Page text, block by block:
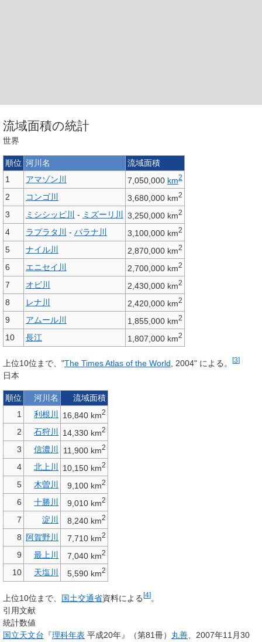
流域面積の統計
世界
順位 河川名
流域面積
1
アマゾン川 7,050,000 km2
2 コンゴ川 3,680,000 km2
3 ミシシッピ川 - ミズーリ川 3,250,000 km2
4 ラプラタ川 - パラナ川 3,100,000 km2
5 ナイル川 2,870,000 km2
6 エニセイ川 2,700,000 km2
7 オビ川 2,430,000 km2
8 レナ川 2,420,000 km2
9 アムール川 1,855,000 km2
10 長江 1,807,000 km2
上位10位まで、"The Times Atlas of the World , 2004" による。 [3]
日本
順位 河川名
流域面積
1
利根川 16,840 km2
2 石狩川 14,330 km2
3 信濃川 11,900 km2
4 北上川 10,150 km2
5 木曽川 9,100 km2
6 十勝川 9,010 km2
7 淀川 8,240 km2
8 阿賀野川 7,710 km2
9 最上川 7,040 km2
10 天塩川 5,590 km2
上位10位まで、 国土交通省資料による[4]。
引用文献
統計数値
国立天文台 『理科年表 平成20年』（第81冊） 丸善 、2007年11月30